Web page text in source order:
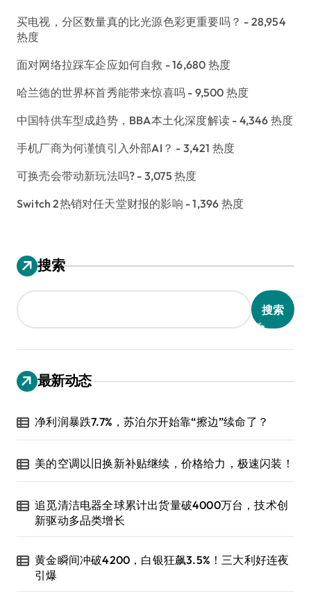
买电视，分区数量真的比光源色彩更重要吗？ - 28,954
热度
面对网络拉踩车企应如何自救 - 16,680 热度
哈兰德的世界杯首秀能带来惊喜吗 - 9,500 热度
中国特供车型成趋势，BBA本土化深度解读 - 4,346 热度
手机厂商为何谨慎引入外部AI？ - 3,421 热度
可换壳会带动新玩法吗? - 3,075 热度
Switch 2热销对任天堂财报的影响 - 1,396 热度
搜索
搜索
最新动态
净利润暴跌7.7%，苏泊尔开始靠“擦边”续命了？
美的空调以旧换新补贴继续，价格给力，极速闪装！
追觅清洁电器全球累计出货量破4000万台，技术创
新驱动多品类增长
黄金瞬间冲破4200，白银狂飙3.5%！三大利好连夜
引爆